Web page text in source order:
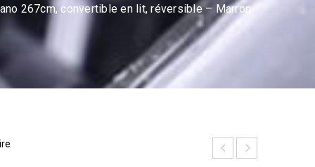
267cm, convertible en lit, réversible – Marron